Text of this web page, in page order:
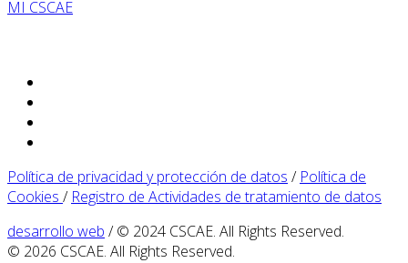
MI CSCAE
Política de privacidad y protección de datos / Política de
Cookies / Registro de Actividades de tratamiento de datos
desarrollo web / © 2024 CSCAE. All Rights Reserved.
© 2026 CSCAE. All Rights Reserved.